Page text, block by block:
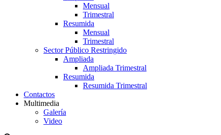
Mensual
Trimestral
Resumida
Mensual
Trimestral
Sector Público Restringido
Ampliada
Ampliada Trimestral
Resumida
Resumida Trimestral
Contactos
Multimedia
Galería
Video